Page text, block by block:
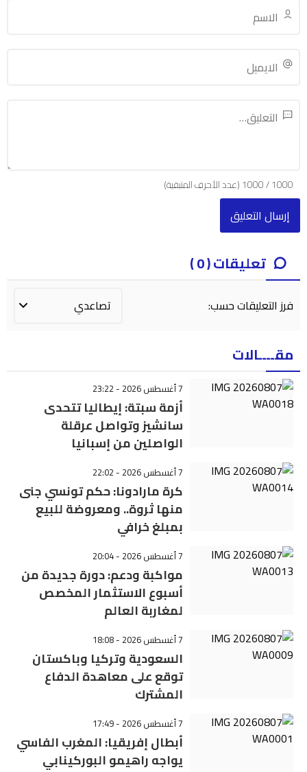
1000
/
1000(عدد الأحرف المتبقية)
تعليقات ( 0 )
فرز التعليقات حسب:
مقــــالات
7 أغسطس 2026 - 23:22
أزمة سبتة: إيطاليا تتحدى
سانشيز وتواصل عرقلة
الواصلين من إسبانيا
7 أغسطس 2026 - 22:02
كرة مارادونا: حكم تونسي جنى
منها ثروة.. ومعروضة للبيع
بمبلغ خرافي
7 أغسطس 2026 - 20:04
مواكبة ودعم: دورة جديدة من
أسبوع الاستثمار المخصص
لمغاربة العالم
7 أغسطس 2026 - 18:08
السعودية وتركيا وباكستان
توقع على معاهدة الدفاع
المشترك
7 أغسطس 2026 - 17:49
أبطال إفريقيا: المغرب الفاسي
يواجه راهيمو البوركينابي